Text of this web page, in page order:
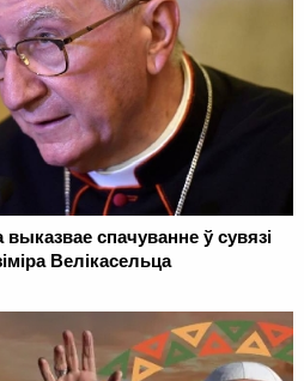
спачуванне ў сувязі
Велікасельца